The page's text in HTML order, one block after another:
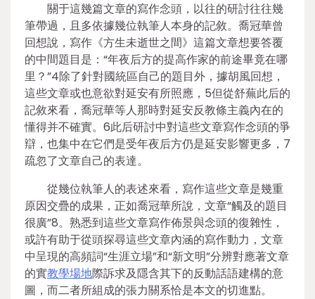
關于這幾篇文章的寫作念頭，以往的研討往往幾
筆帶過，且多依據幾位執筆人本身的記敘。喬冠華曾
回想說，寫作《方生未逝世之間》這篇文章想要答覆
的中間題目是：“年夜后方的提高作家的前途畢竟在哪
里？”4除了針對國統區自己的題目外，據胡風回想，
這些文章或也意欲對延安有所照應，5但從舒蕪此后的
記敘來看，喬冠華等人那時對延安反教條主義內在的
懂得并不確實。6此后研討中對這些文章寫作念頭的爭
辯，也集中在它們是受年夜后方仍是延安影響更多，7
疏忽了文章自己的表達。
從幾位執筆人的表述來看，寫作這些文章是幾重
原因交疊的成果，正如喬冠華所說，文章“觸及的題目
很廣”8。熟悉到這些文章寫作佈景與念頭的復雜性，
或許有助于從頭探尋這些文章內涵的寫作動力，文章
中呈現的高頻詞“生涯立場”和“新文明”分辨對應著文章
的實教學場地際訴求及隱含其下的反動話語建構的意
圖，而二者所組成的張力關系恰是本文的切進點。